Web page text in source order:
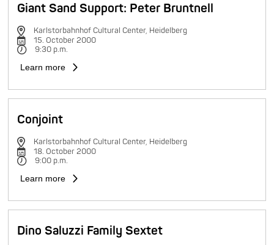
Giant Sand Support: Peter Bruntnell
Karlstorbahnhof Cultural Center, Heidelberg
15. October 2000
9:30 p.m.
Learn more
Conjoint
Karlstorbahnhof Cultural Center, Heidelberg
18. October 2000
9:00 p.m.
Learn more
Dino Saluzzi Family Sextet